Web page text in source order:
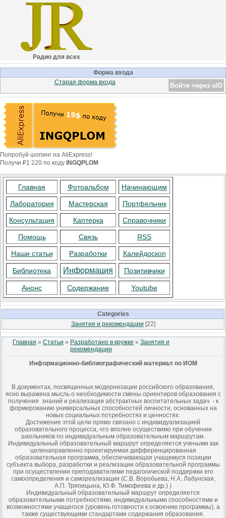
Радио для всех
Форма входа
Войти через uID
Старая форма входа
Попробуй шопинг на AliExpress!
Получи ₽1 220 по коду INGQPLOM
Главная Фотоальбом Начинающим
Лаборатория Мастерская Портфельчик
Консультация Каптерка Справочники
Помощь Связь RSS
Наши статьи Разработки Калейдоскоп
Библиотека Информация Позитивчики
Анонс Содержание Youtube
Categories
Занятия и рекомендации [22]
Главная » Статьи » Разработано в кружке » Занятия и
рекомендации
Информационно-библиографический материал по ИОМ
В документах, посвященных модернизации российского образования,
ясно выражена мысль о необходимости смены ориентиров образования с
получения знаний и реализации абстрактных воспитательных задач - к
формированию универсальных способностей личности, основанных на
новых социальных потребностях и ценностях.
Достижение этой цели прямо связано с индивидуализацией
образовательного процесса, что вполне осуществимо при обучении
школьников по индивидуальным образовательным маршрутам.
Индивидуальный образовательный маршрут определяется учеными как
целенаправленно проектируемая дифференцированная
образовательная программа, обеспечивающая учащемуся позиции
субъекта выбора, разработки и реализации образовательной программы
при осуществлении преподавателями педагогической поддержки его
самоопределения и самореализации (С.В. Воробьева, Н.А. Лабунская,
А.П. Тряпицына, Ю.Ф. Тимофеева и др.) )
Индивидуальный образовательный маршрут определяется
образовательными потребностями, индивидуальными способностями и
возможностями учащегося (уровень готовности к освоению программы), а
также существующими стандартами содержания образования.